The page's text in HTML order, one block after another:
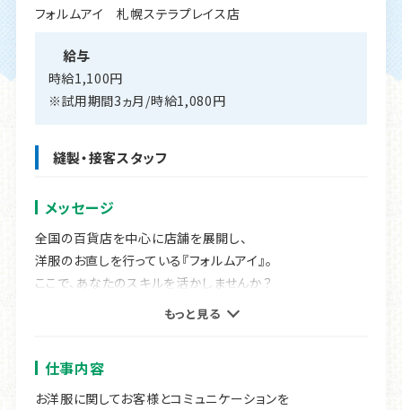
フォルムアイ 札幌ステラプレイス店
給与
時給1,100円
※試用期間3ヵ月/時給1,080円
縫製・接客スタッフ
メッセージ
全国の百貨店を中心に店舗を展開し、
洋服のお直しを行っている『フォルムアイ』。
ここで、あなたのスキルを活かしませんか？
今回募集するのは、縫製・接客スタッフ。
もっと見る
仕事内容
お洋服に関してお客様とコミュニケーションを